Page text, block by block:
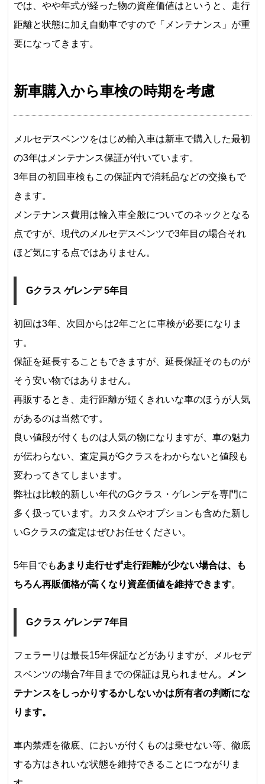
では、やや年式が経った物の資産価値はというと、走行
距離と状態に加え自動車ですので「メンテナンス」が重
要になってきます。
新車購入から車検の時期を考慮
メルセデスベンツをはじめ輸入車は新車で購入した最初
の3年はメンテナンス保証が付いています。
3年目の初回車検もこの保証内で消耗品などの交換もで
きます。
メンテナンス費用は輸入車全般についてのネックとなる
点ですが、現代のメルセデスベンツで3年目の場合それ
ほど気にする点ではありません。
Gクラス ゲレンデ 5年目
初回は3年、次回からは2年ごとに車検が必要になりま
す。
保証を延長することもできますが、延長保証そのものが
そう安い物ではありません。
再販するとき、走行距離が短くきれいな車のほうが人気
があるのは当然です。
良い値段が付くものは人気の物になりますが、車の魅力
が伝わらない、査定員がGクラスをわからないと値段も
変わってきてしまいます。
弊社は比較的新しい年代のGクラス・ゲレンデを専門に
多く扱っています。カスタムやオプションも含めた新し
いGクラスの査定はぜひお任せください。
5年目でもあまり走行せず走行距離が少ない場合は、も
ちろん再販価格が高くなり資産価値を維持できます。
Gクラス ゲレンデ 7年目
フェラーリは最長15年保証などがありますが、メルセデ
スベンツの場合7年目までの保証は見られません。 メン
テナンスをしっかりするかしないかは所有者の判断にな
ります。
車内禁煙を徹底、においが付くものは乗せない等、徹底
する方はきれいな状態を維持できることにつながりま